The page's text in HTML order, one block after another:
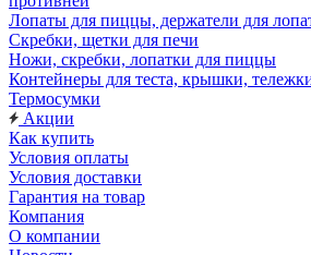
Лопаты для пиццы, держатели для
Скребки, щетки для печи
Ножи, скребки, лопатки для пиццы
Контейнеры для теста, крышки,
Термосумки
Акции
Как купить
Условия оплаты
Условия доставки
Гарантия на товар
Компания
О компании